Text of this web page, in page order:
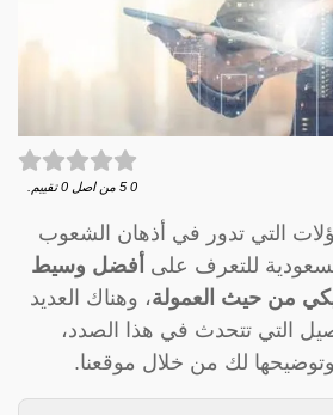
0
5 من اصل 0 تقييم.
التي تدور في أذهان الشعوب
للتعرف على أفضل وسيط
من حيث العمولة، وهناك العديد
التي تتحدث في هذا الصدد،
وتوضيحها لك من خلال موقعنا.